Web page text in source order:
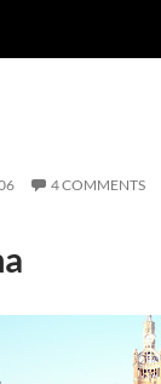
4 COMMENTS